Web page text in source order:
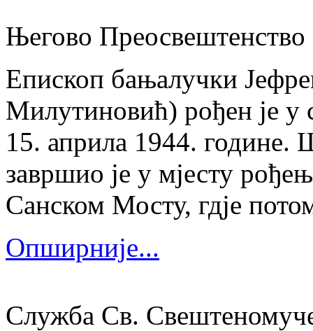
Његово
Епископ бањалучки
Милутиновић) рођен је у
15. априла 1944. године.
завршио је у мјесту
Санском Мосту, гдје
Опширније...
Служба Св.